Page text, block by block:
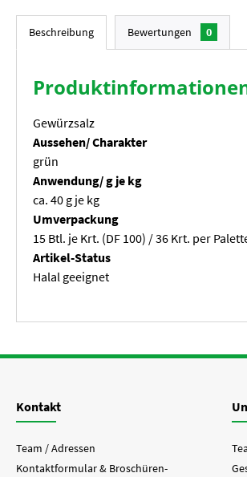
Beschreibung Bewertungen 0
Gewürzsalz
Aussehen/ Charakter
grün
Anwendung/ g je kg
ca. 40 g je kg
Umverpackung
15 Btl. je Krt. (DF 100) / 36 Krt. per
Artikel-Status
Halal geeignet
Kontakt
Team / Adressen
Kontaktformular & Broschüren-